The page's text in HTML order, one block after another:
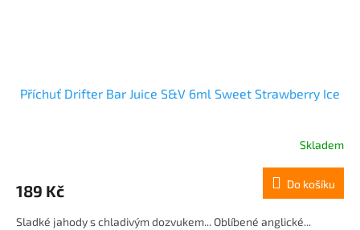
Příchuť Drifter Bar Juice S&V 6ml Sweet Strawberry Ice
Skladem
189 Kč Do košíku
Sladké jahody s chladivým dozvukem... Oblíbené anglické...